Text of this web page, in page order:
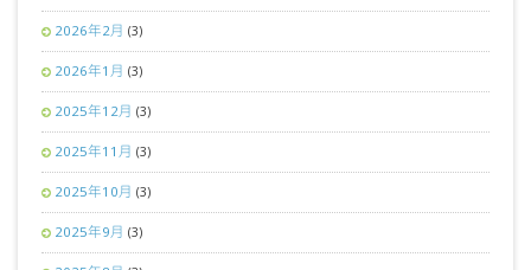
2026年2月 (3)
2026年1月 (3)
2025年12月 (3)
2025年11月 (3)
2025年10月 (3)
2025年9月 (3)